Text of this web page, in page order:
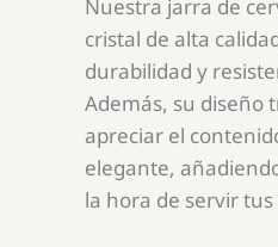
Nuestra jarra de
cristal de alta
durabilidad y
Además, su diseño
apreciar el
elegante,
la hora de servir